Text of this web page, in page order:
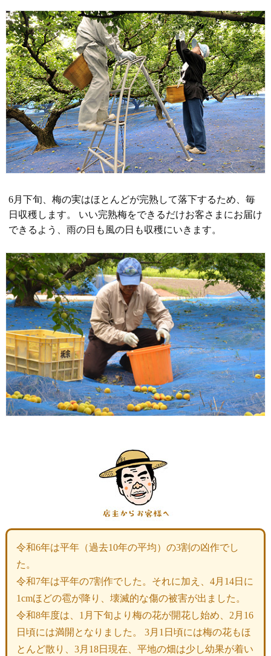
6月下旬、梅の実はほとんどが完熟して落下するため、毎
日収穫します。 いい完熟梅をできるだけお客さまにお届け
できるよう、雨の日も風の日も収穫にいきます。
令和6年は平年（過去10年の平均）の3割の凶作でし
た。
令和7年は平年の7割作でした。それに加え、4月14日に
1cmほどの雹が降り、壊滅的な傷の被害が出ました。
令和8年度は、1月下旬より梅の花が開花し始め、2月16
日頃には満開となりました。 3月1日頃には梅の花もほ
とんど散り、3月18日現在、平地の畑は少し幼果が着い